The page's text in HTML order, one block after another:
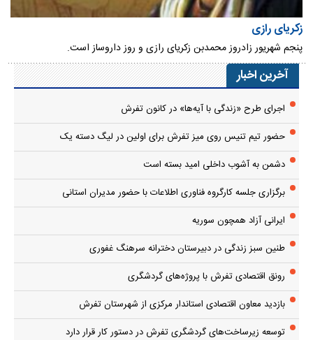
زکریای رازی
پنجم شهریور زادروز محمدبن زکریای رازی و روز داروساز است.
آخرین اخبار
اجرای طرح «زندگی با آیه‌ها» در کانون تفرش
حضور تیم تنیس روی میز تفرش برای اولین در لیگ دسته یک
دشمن به آشوب داخلی امید بسته است
برگزاری جلسه کارگروه فناوری اطلاعات با حضور مدیران استانی
ایرانی آزاد همچون سوریه
طنین سبز زندگی در دبیرستان دخترانه سرهنگ غفوری
رونق اقتصادی تفرش با پروژه‌های گردشگری
بازدید معاون اقتصادی استاندار مرکزی از شهرستان تفرش
توسعه زیرساخت‌های گردشگری تفرش در دستور کار قرار دارد